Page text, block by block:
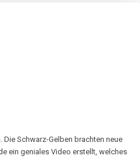
Schwarz-Gelben brachten neue
ein geniales Video erstellt, welches